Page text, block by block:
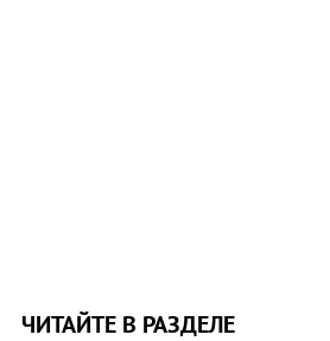
ЧИТАЙТЕ В РАЗДЕЛЕ